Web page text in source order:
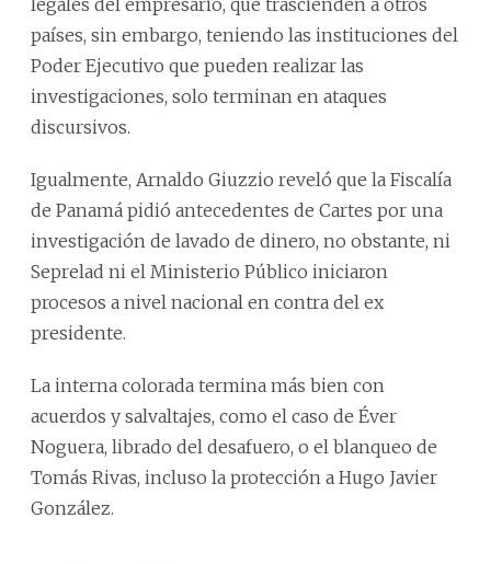
legales del empresario, que trascienden a otros
países, sin embargo, teniendo las instituciones del
Poder Ejecutivo que pueden realizar las
investigaciones, solo terminan en ataques
discursivos.
Igualmente, Arnaldo Giuzzio reveló que la Fiscalía
de Panamá pidió antecedentes de Cartes por una
investigación de lavado de dinero, no obstante, ni
Seprelad ni el Ministerio Público iniciaron
procesos a nivel nacional en contra del ex
presidente.
La interna colorada termina más bien con
acuerdos y salvaltajes, como el caso de Éver
Noguera, librado del desafuero, o el blanqueo de
Tomás Rivas, incluso la protección a Hugo Javier
González.